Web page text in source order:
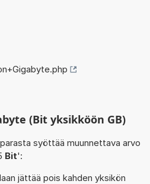
(Bit yksikköön GB)
syöttää muunnettava arvo
Bit':
jättää pois kahden yksikön